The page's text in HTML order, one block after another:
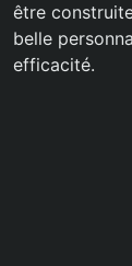
être
belle
efficacité.